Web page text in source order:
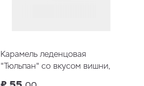
Карамель леденцовая
"Тюльпан" со вкусом вишни,